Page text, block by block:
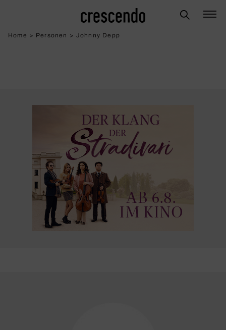
Home > Personen > Johnny Depp